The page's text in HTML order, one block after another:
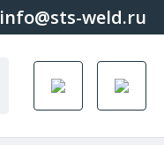
info@sts-weld.ru